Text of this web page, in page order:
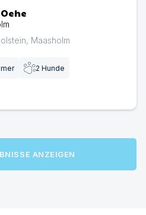
, Maasholm
2 Hunde
ANZEIGEN